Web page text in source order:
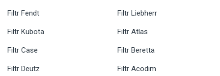
Filtr Fendt
Filtr Kubota
Filtr Case
Filtr Deutz
Filtr Liebherr
Filtr Atlas
Filtr Beretta
Filtr Acodim